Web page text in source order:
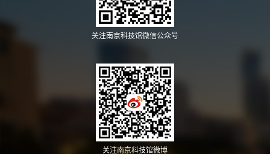
关注南京科技馆微信公众号
关注南京科技馆微博